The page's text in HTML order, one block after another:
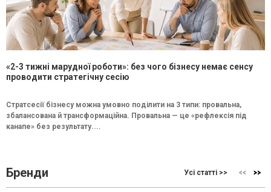
«2-3 тижні марудної роботи»: без чого бізнесу немає сенсу
проводити стратегічну сесію
Стратсесії бізнесу можна умовно поділити на 3 типи: провальна,
збалансована й трансформаційна. Провальна — це «рефлексія під
канапе» без результату....
Бренди Усі статті >>